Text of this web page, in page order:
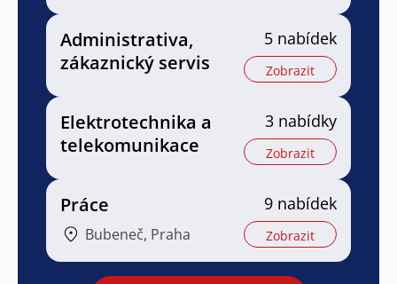
Administrativa,
zákaznický servis
5 nabídek
Zobrazit
Elektrotechnika a
telekomunikace
3 nabídky
Zobrazit
Práce
Bubeneč, Praha
9 nabídek
Zobrazit